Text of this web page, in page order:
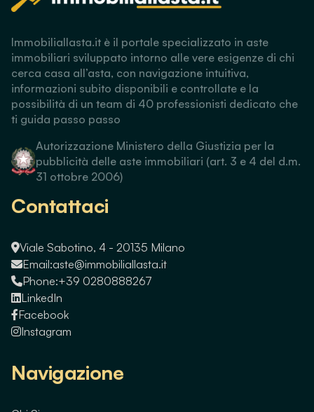
Immobiliallasta.it è il portale specializzato in aste
immobiliari sviluppato intorno alle vere esigenze di chi
cerca casa all’asta, con navigazione intuitiva,
informazioni subito disponibili e controllate e la
possibilità di un team di 40 professionisti dedicato che
ti guida passo passo
Autorizzazione Ministero della Giustizia per la
pubblicità delle aste immobiliari (art. 3 e 4 del d.m.
31 ottobre 2006)
Contattaci
Viale Sabotino, 4 - 20135 Milano
Email:aste@immobiliallasta.it
Phone:+39 0280888267
LinkedIn
Facebook
Instagram
Navigazione